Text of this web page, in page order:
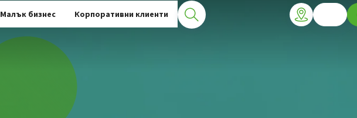
Малък бизнес Корпоративни клиенти